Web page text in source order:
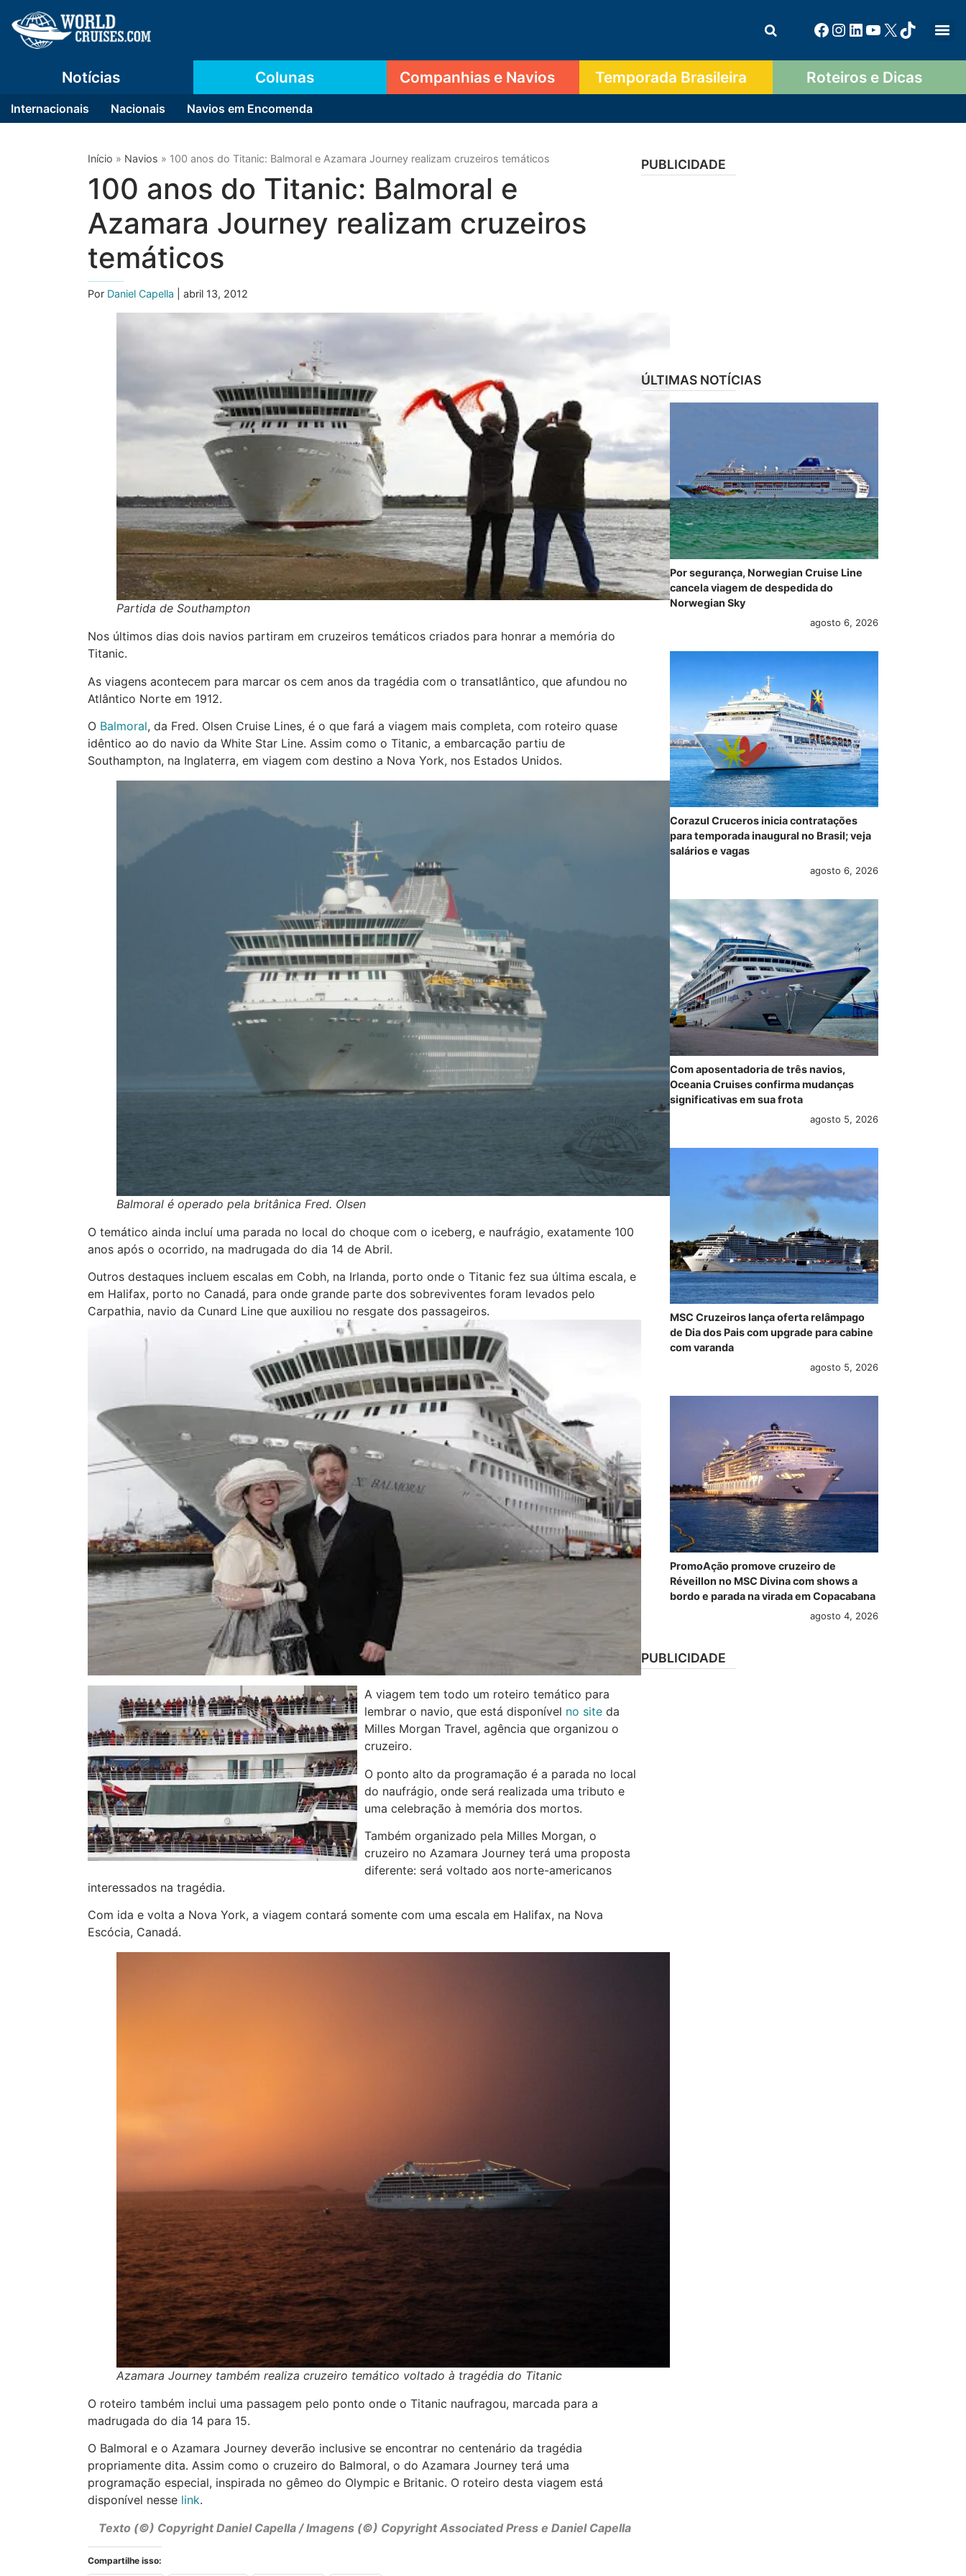
Notícias
Internacionais Nacionais Navios em Encomenda
Colunas Companhias e Navios Temporada Brasileira Roteiros e Dicas
Início » Navios » 100 anos do Titanic: Balmoral e Azamara Journey realizam cruzeiros temáticos
100 anos do Titanic: Balmoral e
Azamara Journey realizam cruzeiros
temáticos
Por Daniel Capella | abril 13, 2012
Partida de Southampton
Nos últimos dias dois navios partiram em cruzeiros temáticos criados para honrar a memória do
Titanic.
As viagens acontecem para marcar os cem anos da tragédia com o transatlântico, que afundou no
Atlântico Norte em 1912.
O Balmoral, da Fred. Olsen Cruise Lines, é o que fará a viagem mais completa, com roteiro quase
idêntico ao do navio da White Star Line. Assim como o Titanic, a embarcação partiu de
Southampton, na Inglaterra, em viagem com destino a Nova York, nos Estados Unidos.
Balmoral é operado pela britânica Fred. Olsen
O temático ainda incluí uma parada no local do choque com o iceberg, e naufrágio, exatamente 100
anos após o ocorrido, na madrugada do dia 14 de Abril.
Outros destaques incluem escalas em Cobh, na Irlanda, porto onde o Titanic fez sua última escala, e
em Halifax, porto no Canadá, para onde grande parte dos sobreviventes foram levados pelo
Carpathia, navio da Cunard Line que auxiliou no resgate dos passageiros.
A viagem tem todo um roteiro temático para
lembrar o navio, que está disponível no site da
Milles Morgan Travel, agência que organizou o
cruzeiro.
O ponto alto da programação é a parada no local
do naufrágio, onde será realizada uma tributo e
uma celebração à memória dos mortos.
Também organizado pela Milles Morgan, o
cruzeiro no Azamara Journey terá uma proposta
diferente: será voltado aos norte-americanos
interessados na tragédia.
Com ida e volta a Nova York, a viagem contará somente com uma escala em Halifax, na Nova
Escócia, Canadá.
Azamara Journey também realiza cruzeiro temático voltado à tragédia do Titanic
O roteiro também inclui uma passagem pelo ponto onde o Titanic naufragou, marcada para a
madrugada do dia 14 para 15.
O Balmoral e o Azamara Journey deverão inclusive se encontrar no centenário da tragédia
propriamente dita. Assim como o cruzeiro do Balmoral, o do Azamara Journey terá uma
programação especial, inspirada no gêmeo do Olympic e Britanic. O roteiro desta viagem está
disponível nesse link.
Texto (©) CopyrightDaniel Capella/ Imagens (©) Copyright Associated Press e Daniel Capella
Compartilhe isso:
PUBLICIDADE
ÚLTIMAS NOTÍCIAS
Por segurança, Norwegian Cruise Line
cancela viagem de despedida do
Norwegian Sky
agosto 6, 2026
Corazul Cruceros inicia contratações
para temporada inaugural no Brasil; veja
salários e vagas
agosto 6, 2026
Com aposentadoria de três navios,
Oceania Cruises confirma mudanças
significativas em sua frota
agosto 5, 2026
MSC Cruzeiros lança oferta relâmpago
de Dia dos Pais com upgrade para cabine
com varanda
agosto 5, 2026
PromoAção promove cruzeiro de
Réveillon no MSC Divina com shows a
bordo e parada na virada em Copacabana
agosto 4, 2026
PUBLICIDADE